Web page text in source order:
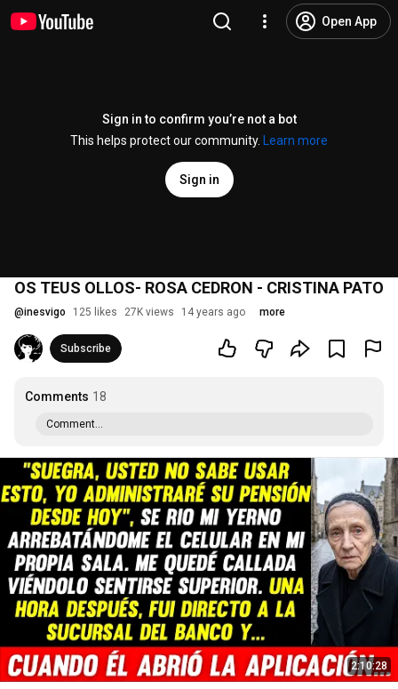
Open App
Sign in to confirm you’re not a bot
This helps protect our community.
Learn more
Sign in
OS TEUS OLLOS- ROSA CEDRON - CRISTINA PATO
@inesvigo 125 likes 27K views 14 years ago more
Subscribe
Comments 18
Comment...
2:10:28